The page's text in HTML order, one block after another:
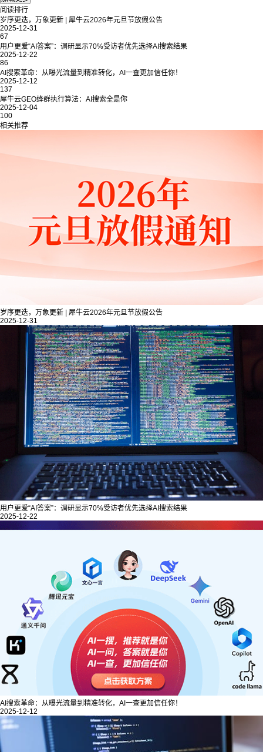
阅读排行
岁序更迭，万象更新 | 犀牛云2026年元旦节放假公告
2025-12-31
67
用户更爱“AI答案”：调研显示70%受访者优先选择AI搜索结果
2025-12-22
86
AI搜索革命：从曝光流量到精准转化，AI一查更加信任你！
2025-12-12
137
犀牛云GEO蜂群执行算法：AI搜索全是你
2025-12-04
100
相关推荐
岁序更迭，万象更新 | 犀牛云2026年元旦节放假公告
2025-12-31
用户更爱“AI答案”：调研显示70%受访者优先选择AI搜索结果
2025-12-22
AI搜索革命：从曝光流量到精准转化，AI一查更加信任你！
2025-12-12